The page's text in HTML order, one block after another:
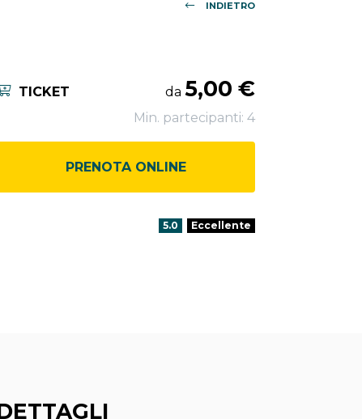
INDIETRO
TICKET da 5,00 €
Min. partecipanti: 4
PRENOTA ONLINE
Valutazione:
5.0 Eccellente